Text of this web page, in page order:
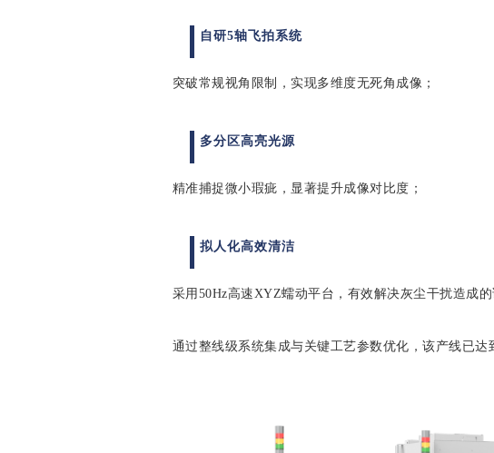
自研5轴飞拍系统
突破常规视角限制，实现多维度无死角成像；
多分区高亮光源
精准捕捉微小瑕疵，显著提升成像对比度；
拟人化高效清洁
采用50Hz高速XYZ蠕动平台，有效解决灰尘干扰造成
通过整线级系统集成与关键工艺参数优化，该产线已